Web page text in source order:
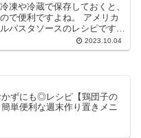
凍や冷蔵で保存しておくと、
で便利ですよね。 アメリカ
パスタソースのレシピです。
、普通のミートソ...2023.10.04
かずにも◎レシピ【鶏団子の
単便利な週末作り置きメニ